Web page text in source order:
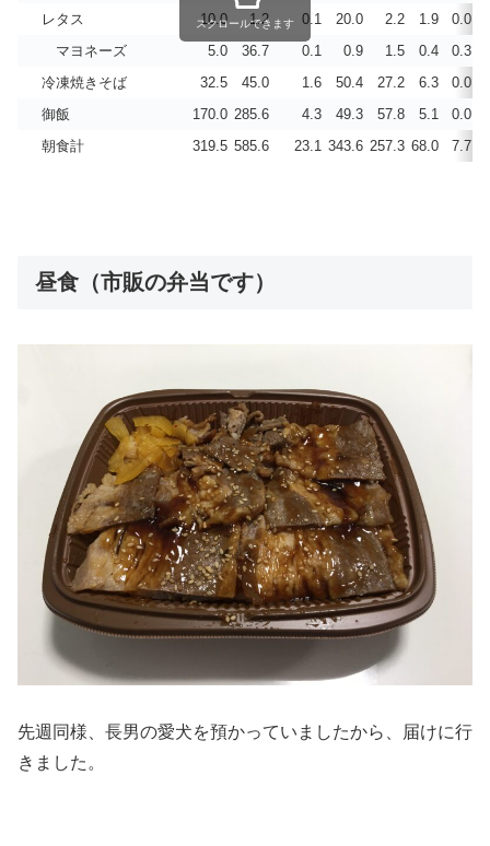
レタス
10.0 1.2 0.1 20.0 2.2 1.9 0.0
マヨネーズ
5.0 36.7 0.1 0.9 1.5 0.4 0.3
冷凍焼きそば
32.5 45.0 1.6 50.4 27.2 6.3 0.0
御飯
170.0 285.6 4.3 49.3 57.8 5.1 0.0
朝食計
319.5 585.6 23.1 343.6 257.3 68.0 7.7
スクロールできます
昼食（市販の弁当です）
先週同様、長男の愛犬を預かっていましたから、届けに行
きました。